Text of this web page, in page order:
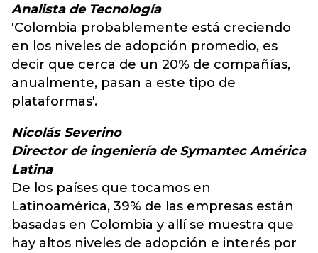
Analista de Tecnología
'Colombia probablemente está creciendo
en los niveles de adopción promedio, es
decir que cerca de un 20% de compañías,
anualmente, pasan a este tipo de
plataformas'.
Nicolás Severino
Director de ingeniería de Symantec América
Latina
De los países que tocamos en
Latinoamérica, 39% de las empresas están
basadas en Colombia y allí se muestra que
hay altos niveles de adopción e interés por